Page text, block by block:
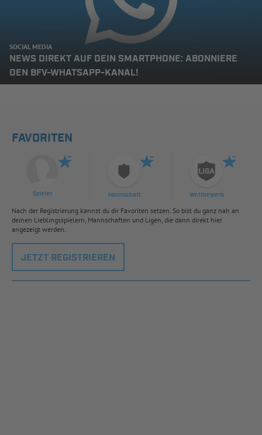
SOCIAL MEDIA
NEWS DIREKT AUF DEIN SMARTPHONE: ABONNIERE
DEN BFV-WHATSAPP-KANAL!
FAVORITEN
Spieler Mannschaft Wettbewerb
Nach der Registrierung kannst du dir Favoriten setzen. So bist du ganz nah an
deinen Lieblingsspielern, Mannschaften und Ligen, die dann direkt hier
angezeigt werden.
JETZT REGISTRIEREN